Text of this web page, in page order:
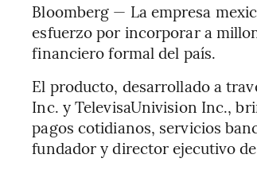
Bloomberg — La empresa
esfuerzo por incorporar a
financiero formal del país.
El producto, desarrollado a
Inc. y TelevisaUnivision Inc.,
pagos cotidianos, servicios
fundador y director ejecutivo